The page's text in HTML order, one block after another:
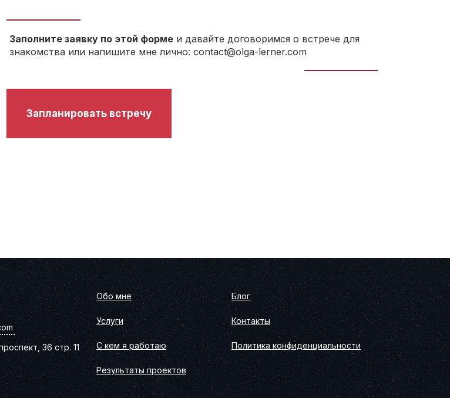
Заполните заявку по этой форме и давайте договоримся о встрече для
знакомства или напишите мне лично: contact@olga-lerner.com
Запланировать встречу
36 стр. 11
Обо мне
Услуги
С кем я работаю
Результаты проектов
Блог
Контакты
Политика конфиденциальности